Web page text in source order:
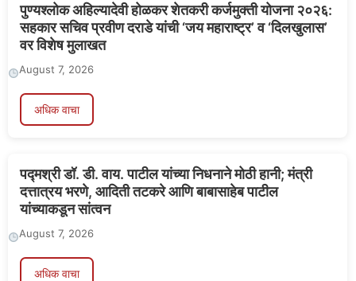
पुण्यश्लोक अहिल्यादेवी होळकर शेतकरी कर्जमुक्ती योजना २०२६:
सहकार सचिव प्रवीण दराडे यांची ‘जय महाराष्ट्र’ व ‘दिलखुलास’
वर विशेष मुलाखत
August 7, 2026
अधिक वाचा
पद्मश्री डॉ. डी. वाय. पाटील यांच्या निधनाने मोठी हानी; मंत्री
दत्तात्रय भरणे, आदिती तटकरे आणि बाबासाहेब पाटील
यांच्याकडून सांत्वन
August 7, 2026
अधिक वाचा